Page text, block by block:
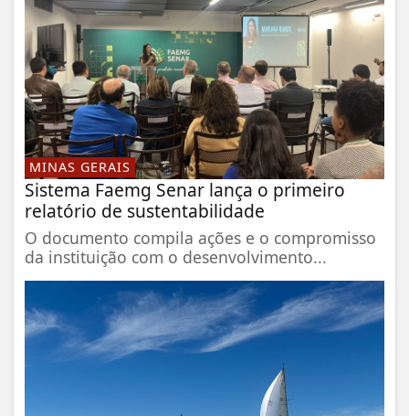
MINAS GERAIS
Sistema Faemg Senar lança o primeiro
relatório de sustentabilidade
O documento compila ações e o compromisso
da instituição com o desenvolvimento...